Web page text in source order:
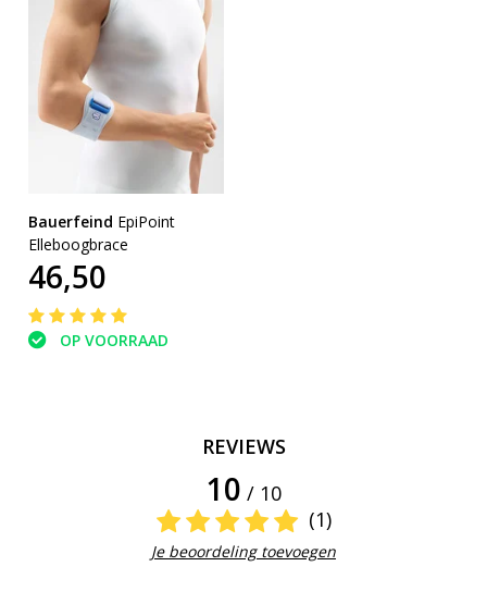
Bauerfeind EpiPoint
Elleboogbrace
46,50
OP VOORRAAD
REVIEWS
10 / 10
(1)
Je beoordeling toevoegen